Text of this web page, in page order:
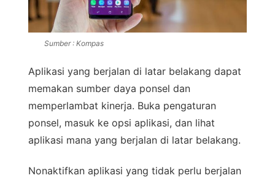
Sumber : Kompas
Aplikasi yang berjalan di latar belakang dapat
memakan sumber daya ponsel dan
memperlambat kinerja. Buka pengaturan
ponsel, masuk ke opsi aplikasi, dan lihat
aplikasi mana yang berjalan di latar belakang.
Nonaktifkan aplikasi yang tidak perlu berjalan